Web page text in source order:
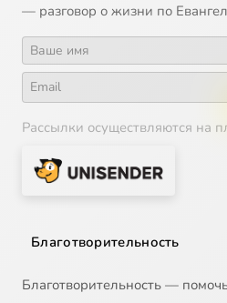
— разговор о жизни по
Рассылки осуществляются на
Благотворительность
Благотворительность —